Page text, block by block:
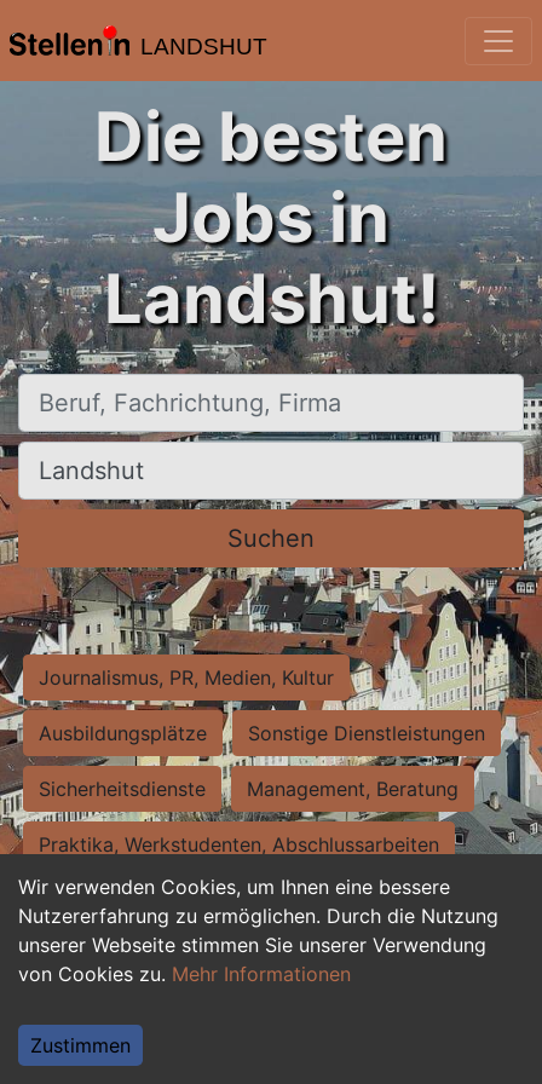
LANDSHUT
Wir verwenden Cookies, um Ihnen eine bessere
Nutzererfahrung zu ermöglichen. Durch die Nutzung
unserer Webseite stimmen Sie unserer Verwendung
von Cookies zu. Mehr Informationen
Zustimmen
Die besten
Jobs in
Landshut!
Beruf, Fachrichtung, Firma
Ort, Stadt
Suchen
Journalismus, PR, Medien, Kultur
Ausbildungsplätze Sonstige Dienstleistungen
Sicherheitsdienste Management, Beratung
Praktika, Werkstudenten, Abschlussarbeiten
Personalwesen Assistenz, Sekretariat
Hilfskräfte, Aushilfs- und Nebenjobs
Weiterbildung, Studium, duale Ausbildung